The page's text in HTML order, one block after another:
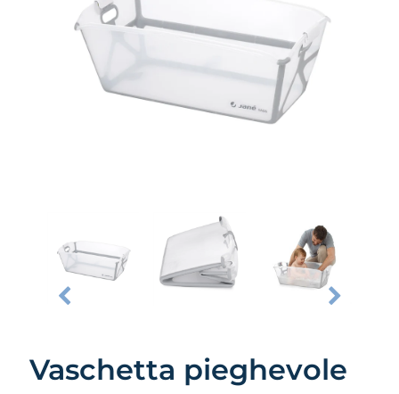
Vaschetta pieghevole